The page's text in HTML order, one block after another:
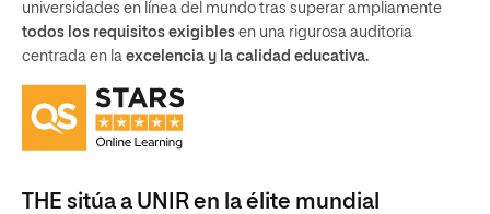
universidades en línea del mundo tras superar ampliamente
todos los requisitos exigibles en una rigurosa auditoria
centrada en la excelencia y la calidad educativa.
THE sitúa a UNIR en la élite mundial